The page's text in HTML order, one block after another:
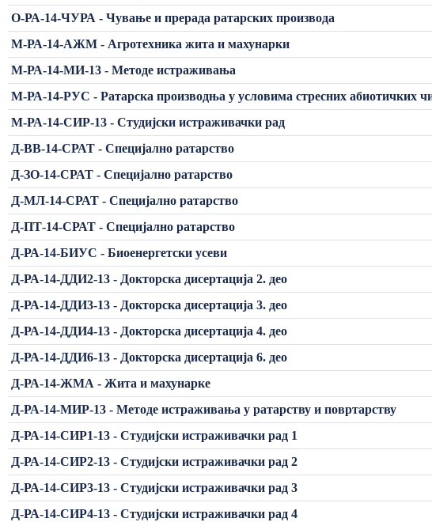
О-РА-14-ЧУРА - Чување и прерада ратарских производа
М-РА-14-АЖМ - Агротехника жита и махунарки
М-РА-14-МИ-13 - Методе истраживања
М-РА-14-РУС - Ратарска производња у условима стресних абиотичких
М-РА-14-СИР-13 - Студијски истраживачки рад
Д-ВВ-14-СРАТ - Специјално ратарство
Д-ЗО-14-СРАТ - Специјално ратарство
Д-МЛ-14-СРАТ - Специјално ратарство
Д-ПТ-14-СРАТ - Специјално ратарство
Д-РА-14-БИУС - Биоенергетски усеви
Д-РА-14-ДДИ2-13 - Докторска дисертација 2. део
Д-РА-14-ДДИ3-13 - Докторска дисертација 3. део
Д-РА-14-ДДИ4-13 - Докторска дисертација 4. део
Д-РА-14-ДДИ6-13 - Докторска дисертација 6. део
Д-РА-14-ЖМА - Жита и махунарке
Д-РА-14-МИР-13 - Методе истраживања у ратарству и повртарству
Д-РА-14-СИР1-13 - Студијски истраживачки рад 1
Д-РА-14-СИР2-13 - Студијски истраживачки рад 2
Д-РА-14-СИР3-13 - Студијски истраживачки рад 3
Д-РА-14-СИР4-13 - Студијски истраживачки рад 4